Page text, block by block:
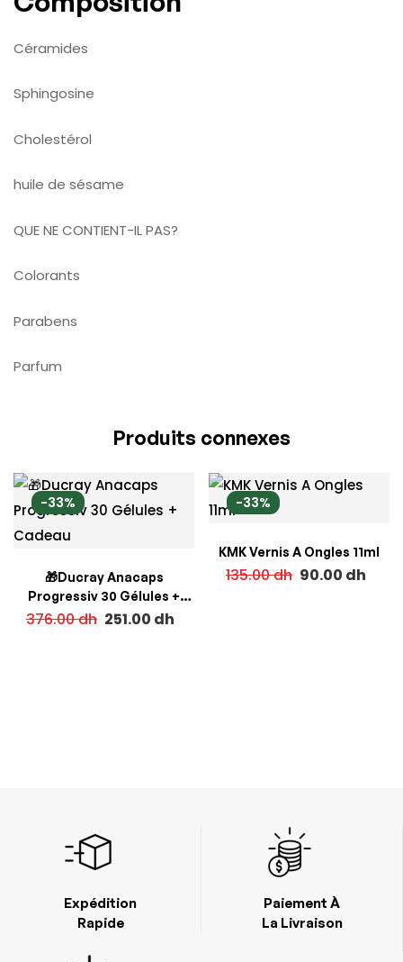
Céramides
Sphingosine
Cholestérol
huile de sésame
QUE NE CONTIENT-IL PAS?
Colorants
Parabens
Parfum
Produits connexes
-33%
🎁Ducray Anacaps
Progressiv 30 Gélules +
Cadeau
376.00dh 251.00 dh
-33%
KMK Vernis A Ongles 11ml
135.00dh 90.00 dh
Paiement À
La Livraison
Expédition
Rapide